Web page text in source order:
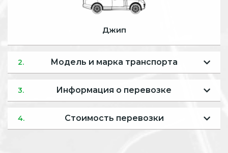
Джип
2. Модель и марка транспорта
3. Информация о перевозке
4. Стоимость перевозки